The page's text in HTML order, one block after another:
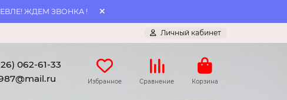
ЖДЕМ ЗВОНКА !
Личный кабинет
062-61-33
Избранное Сравнение Корзина